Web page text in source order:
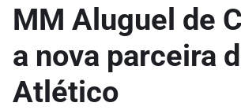
MM Aluguel de
a nova parceira
Atlético